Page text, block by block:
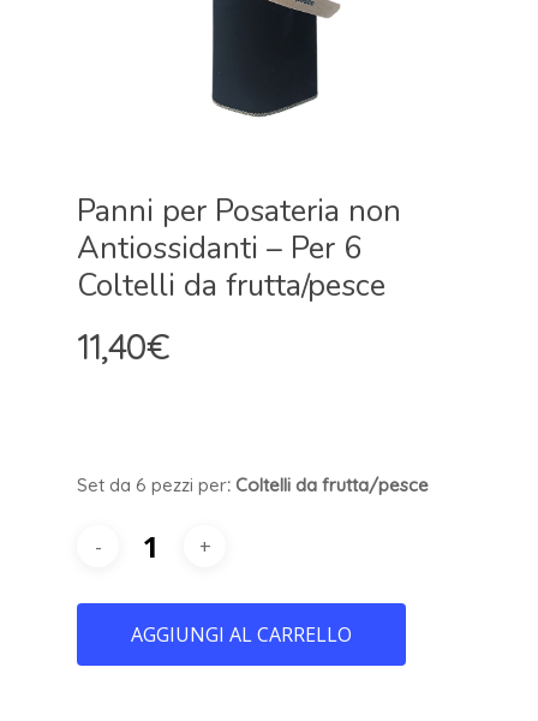
Panni per Posateria non
Antiossidanti – Per 6
Coltelli da frutta/pesce
11,40€
Set da 6 pezzi per: Coltelli da frutta/pesce
AGGIUNGI AL CARRELLO